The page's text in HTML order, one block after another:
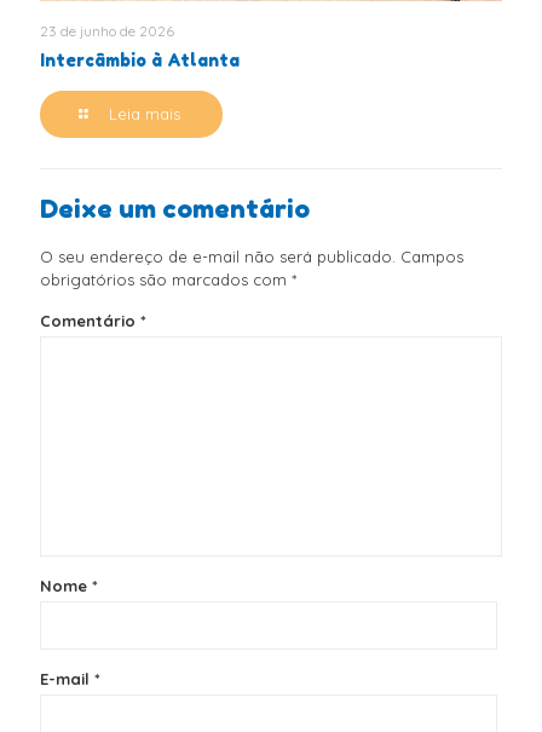
23 de junho de 2026
Intercâmbio à Atlanta
Leia mais
Deixe um comentário
O seu endereço de e-mail não será publicado. Campos
obrigatórios são marcados com *
Comentário *
Nome *
E-mail *